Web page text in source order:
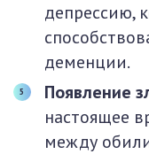
депрессию,
деменции.
Появление
настоящее
между